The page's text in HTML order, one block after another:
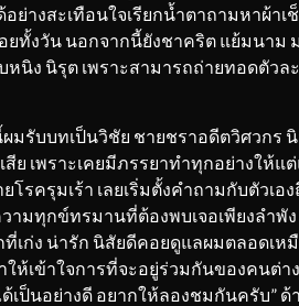
างสะเทือนใจเรียกน้ำตาถามหาผ้าเ
ยทั้งวัน นอกจากนี้ยังชาคริต แย้มนาม
นิง นิรุต เพราะสามารถถ่ายทอดตัวล
รับบทเป็นวิชัย ชายชราอดีตวิศวกร นิ
สีย เพราะเคยมีภรรยาทำทุกอย่างให้
โรครุมเร้า เลยเริ่มตั้งคำถามกับตัวเ
ามทุกข์ทรมานที่ต้องพบเจอเพียงลำพั
ที่เก่ง น่ารัก นิสัยดีคอยดูแลผมตลอดเห
ำให้เข้าใจการที่จะอยู่ร่วมกันของคน
ป็นอย่างดี อยากให้ลองชมกันครับ” ด้า